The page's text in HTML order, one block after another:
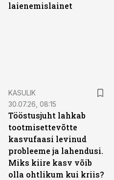
laienemislainet
KASULIK
30.07.26, 08:15
Tööstusjuht lahkab
tootmisettevõtte
kasvufaasi levinud
probleeme ja lahendusi.
Miks kiire kasv võib
olla ohtlikum kui kriis?